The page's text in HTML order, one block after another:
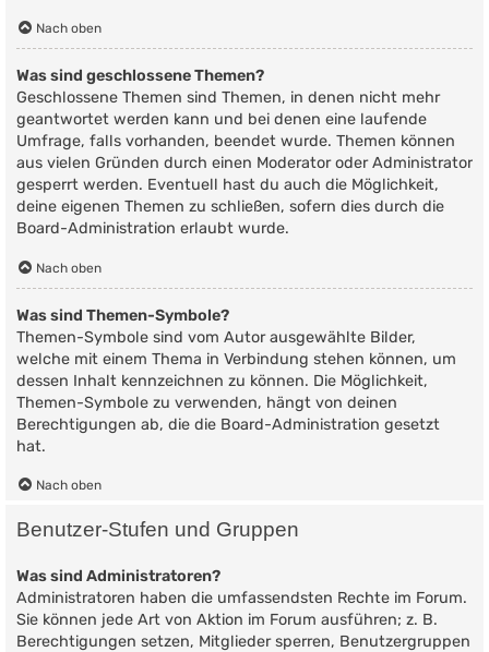
Nach oben
Was sind geschlossene Themen?
Geschlossene Themen sind Themen, in denen nicht mehr
geantwortet werden kann und bei denen eine laufende
Umfrage, falls vorhanden, beendet wurde. Themen können
aus vielen Gründen durch einen Moderator oder Administrator
gesperrt werden. Eventuell hast du auch die Möglichkeit,
deine eigenen Themen zu schließen, sofern dies durch die
Board-Administration erlaubt wurde.
Nach oben
Was sind Themen-Symbole?
Themen-Symbole sind vom Autor ausgewählte Bilder,
welche mit einem Thema in Verbindung stehen können, um
dessen Inhalt kennzeichnen zu können. Die Möglichkeit,
Themen-Symbole zu verwenden, hängt von deinen
Berechtigungen ab, die die Board-Administration gesetzt
hat.
Nach oben
Benutzer-Stufen und Gruppen
Was sind Administratoren?
Administratoren haben die umfassendsten Rechte im Forum.
Sie können jede Art von Aktion im Forum ausführen; z. B.
Berechtigungen setzen, Mitglieder sperren, Benutzergruppen